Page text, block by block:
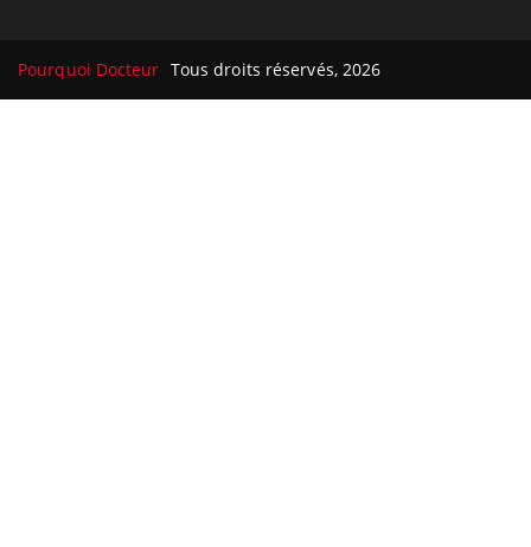
Pourquoi Docteur Tous droits réservés, 2026